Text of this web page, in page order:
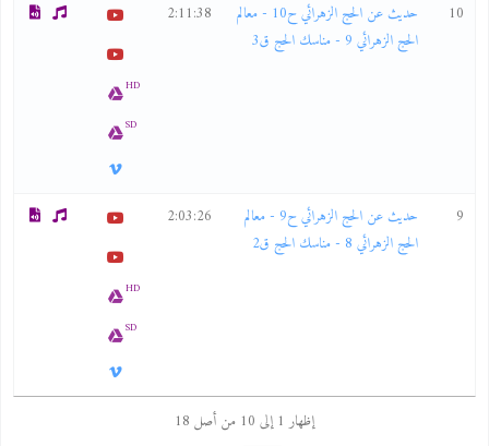
10
حديث عن الحج الزهرائي ح10 - معالم
الحج الزهرائي 9 - مناسك الحج ق3
2:11:38
HD
SD
حديث عن الحج الزهرائي ح9 - معالم
الحج الزهرائي 8 - مناسك الحج ق2
2:03:26
HD
SD
إظهار 1 إلى 10 من أصل 18